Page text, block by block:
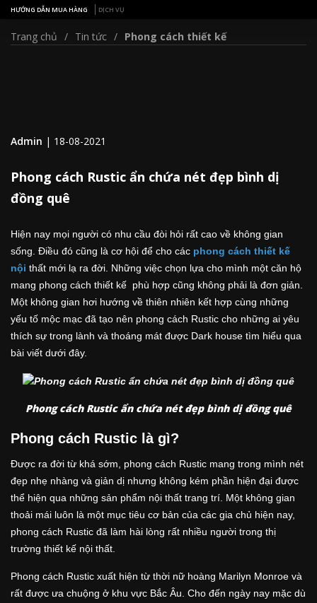
HƯỚNG DẪN MUA HÀNG DỊCH VỤ
Trang chủ Tin tức Phong cách thiết kế
Admin | 18-08-2021
Phong cách Rustic ẩn chứa nét đẹp bình dị
đồng quê
Hiện nay mọi người có nhu cầu đòi hỏi rất cao về không gian
sống. Điều đó cũng là cơ hội để cho các phong cách thiết kế
nội thất mới lạ ra đời. Những việc chọn lựa cho mình một căn hộ
mang phong cách thiết kế phù hợp cũng không phải là đơn giản.
Một không gian hơi hướng về thiên nhiên kết hợp cùng những
yếu tố mộc mạc đã tạo nên phong cách Rustic cho những ai yêu
thích sự trong lành và thoáng mát được Dark house tìm hiểu qua
bài viết dưới đây.
Phong cách Rustic ẩn chứa nét đẹp bình dị đồng quê
Phong cách Rustic là gì?
Được ra đời từ khá sớm, phong cách Rustic mang trong mình nét
đẹp nhẹ nhàng và giản dị nhưng không kém phần hiện đại được
thể hiện qua những sản phẩm nội thất trang trí. Một không gian
thoải mái luôn là một mục tiêu cơ bản của các gia chủ hiện nay,
phong cách Rustic đã làm hài lòng rất nhiều người trong thị
trường thiết kế nội thất.
Phong cách Rustic xuất hiện từ thời nữ hoàng Marilyn Monroe và
rất được ưa chuộng ở khu vực Bắc Âu. Cho đến ngày nay mặc dù